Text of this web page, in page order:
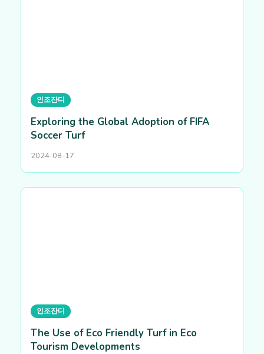
인조잔디
Exploring the Global Adoption of FIFA
Soccer Turf
2024-08-17
인조잔디
The Use of Eco Friendly Turf in Eco
Tourism Developments